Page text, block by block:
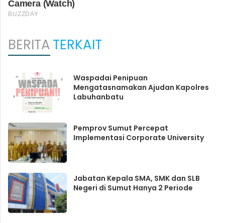
BERITATERKAIT
Waspadai Penipuan
Mengatasnamakan Ajudan Kapolres
Labuhanbatu
Pemprov Sumut Percepat
Implementasi Corporate University
Jabatan Kepala SMA, SMK dan SLB
Negeri di Sumut Hanya 2 Periode